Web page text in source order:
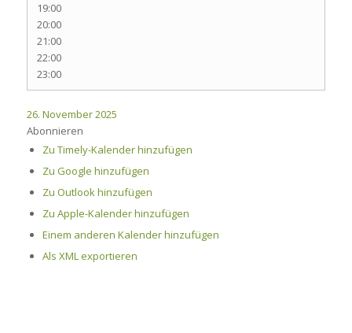
19:00
20:00
21:00
22:00
23:00
26. November 2025
Abonnieren
Zu Timely-Kalender hinzufügen
Zu Google hinzufügen
Zu Outlook hinzufügen
Zu Apple-Kalender hinzufügen
Einem anderen Kalender hinzufügen
Als XML exportieren